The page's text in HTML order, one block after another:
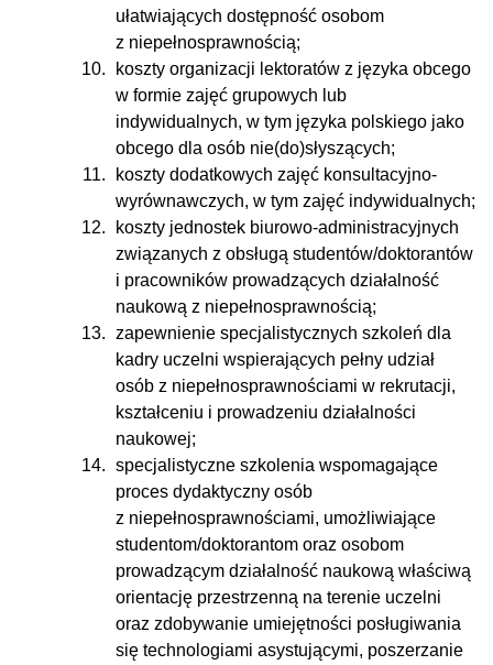
ułatwiających dostępność osobom
z niepełnosprawnością;
koszty organizacji lektoratów z języka obcego
w formie zajęć grupowych lub
indywidualnych, w tym języka polskiego jako
obcego dla osób nie(do)słyszących;
koszty dodatkowych zajęć konsultacyjno-
wyrównawczych, w tym zajęć indywidualnych;
koszty jednostek biurowo-administracyjnych
związanych z obsługą studentów/doktorantów
i pracowników prowadzących działalność
naukową z niepełnosprawnością;
zapewnienie specjalistycznych szkoleń dla
kadry uczelni wspierających pełny udział
osób z niepełnosprawnościami w rekrutacji,
kształceniu i prowadzeniu działalności
naukowej;
specjalistyczne szkolenia wspomagające
proces dydaktyczny osób
z niepełnosprawnościami, umożliwiające
studentom/doktorantom oraz osobom
prowadzącym działalność naukową właściwą
orientację przestrzenną na terenie uczelni
oraz zdobywanie umiejętności posługiwania
się technologiami asystującymi, poszerzanie